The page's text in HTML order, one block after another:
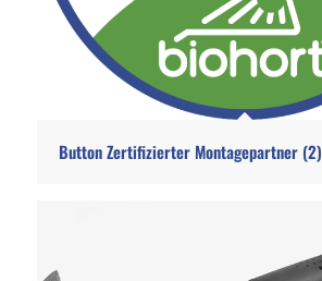
Button Zertifizierter Montagepartner (2)